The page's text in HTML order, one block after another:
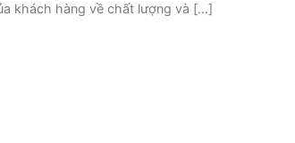
khách hàng về chất lượng và [...]